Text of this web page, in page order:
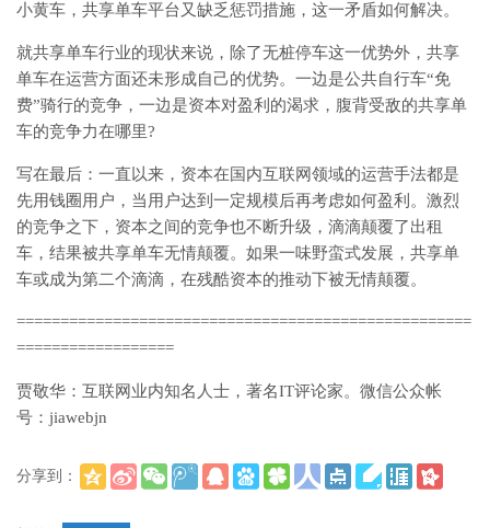
小黄车，共享单车平台又缺乏惩罚措施，这一矛盾如何解决。
就共享单车行业的现状来说，除了无桩停车这一优势外，共享
单车在运营方面还未形成自己的优势。一边是公共自行车“免
费”骑行的竞争，一边是资本对盈利的渴求，腹背受敌的共享单
车的竞争力在哪里?
写在最后：一直以来，资本在国内互联网领域的运营手法都是
先用钱圈用户，当用户达到一定规模后再考虑如何盈利。激烈
的竞争之下，资本之间的竞争也不断升级，滴滴颠覆了出租
车，结果被共享单车无情颠覆。如果一味野蛮式发展，共享单
车或成为第二个滴滴，在残酷资本的推动下被无情颠覆。
====================================================
==================
贾敬华：互联网业内知名人士，著名IT评论家。微信公众帐
号：jiawebjn
分享到：